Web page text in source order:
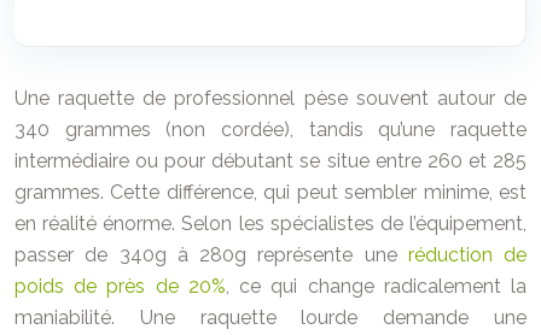
Une raquette de professionnel pèse souvent autour de
340 grammes (non cordée), tandis qu’une raquette
intermédiaire ou pour débutant se situe entre 260 et 285
grammes. Cette différence, qui peut sembler minime, est
en réalité énorme. Selon les spécialistes de l’équipement,
passer de 340g à 280g représente une réduction de
poids de près de 20%, ce qui change radicalement la
maniabilité. Une raquette lourde demande une